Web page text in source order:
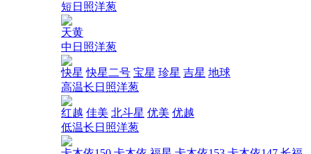
短日照洋葱
天黄
中日照洋葱
快星 快星二号 宝星 珍星 吉星 地球
高温长日照洋葱
红越 佳美 北斗星 优美 优越
低温长日照洋葱